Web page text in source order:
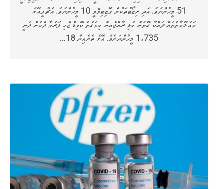
51 މީހުންނެވެ. އަދި ރިޒޯޓުތަކުން ޕޮޒިޓިވްވީ 10 މީހުންނެވެ. އެޗްޕީއޭގެ
މައުލޫމާތުތައް ދައްކާ ގޮތުން މުޅި ރާއްޖެއިން މިވަގުތު ކޮވިޑް ޖެހި ފަރުވާ ދެމުން ދަނީ
1،735 މީހުންނަށެވެ. އޭގެ ތެރެއިން 18…